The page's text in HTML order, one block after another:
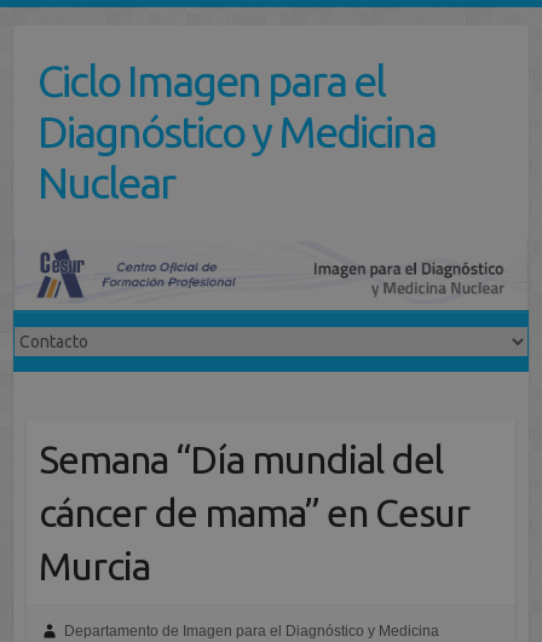
contenidoCiclo Imagen para el
Diagnóstico y Medicina
Nuclear
Semana “Día mundial del
cáncer de mama” en Cesur
Murcia
Departamento de Imagen para el Diagnóstico y Medicina